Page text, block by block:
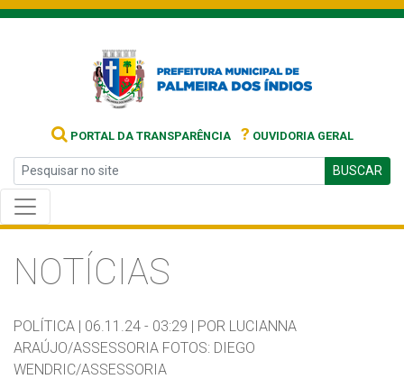
PORTAL DA TRANSPARÊNCIA ? OUVIDORIA GERAL
BUSCAR
NOTÍCIAS
POLÍTICA | 06.11.24 - 03:29 | POR LUCIANNA
ARAÚJO/ASSESSORIA FOTOS: DIEGO
WENDRIC/ASSESSORIA